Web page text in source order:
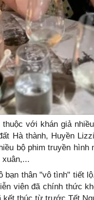
với khán giả
Hà thành, Huyền
bộ phim truyền
xuân,...
bạn thân "vô tình" tiết
viên đã chính thức
thúc từ trước Tết